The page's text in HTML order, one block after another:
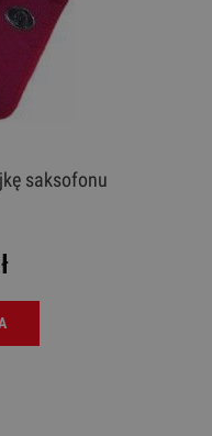
saksofonu